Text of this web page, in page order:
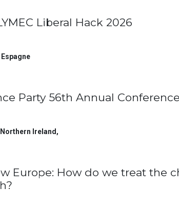
Liberal Hack 2026
Espagne
Party 56th Annual Conference
Ireland ,
Europe: How do we treat the